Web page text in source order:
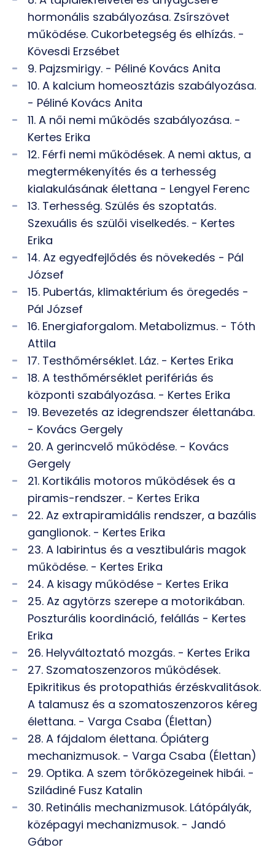
hormonális szabályozása. Zsírszövet
működése. Cukorbetegség és elhízás. -
Kövesdi Erzsébet
9. Pajzsmirigy. - Péliné Kovács Anita
10. A kalcium homeosztázis szabályozása.
- Péliné Kovács Anita
11. A női nemi működés szabályozása. -
Kertes Erika
12. Férfi nemi működések. A nemi aktus, a
megtermékenyítés és a terhesség
kialakulásának élettana - Lengyel Ferenc
13. Terhesség. Szülés és szoptatás.
Szexuális és szülői viselkedés. - Kertes
Erika
14. Az egyedfejlődés és növekedés - Pál
József
15. Pubertás, klimaktérium és öregedés -
Pál József
16. Energiaforgalom. Metabolizmus. - Tóth
Attila
17. Testhőmérséklet. Láz. - Kertes Erika
18. A testhőmérséklet perifériás és
központi szabályozása. - Kertes Erika
19. Bevezetés az idegrendszer élettanába.
- Kovács Gergely
20. A gerincvelő működése. - Kovács
Gergely
21. Kortikális motoros működések és a
piramis-rendszer. - Kertes Erika
22. Az extrapiramidális rendszer, a bazális
ganglionok. - Kertes Erika
23. A labirintus és a vesztibuláris magok
működése. - Kertes Erika
24. A kisagy működése - Kertes Erika
25. Az agytörzs szerepe a motorikában.
Poszturális koordináció, felállás - Kertes
Erika
26. Helyváltoztató mozgás. - Kertes Erika
27. Szomatoszenzoros működések.
Epikritikus és protopathiás érzéskvalitások.
A talamusz és a szomatoszenzoros kéreg
élettana. - Varga Csaba (Élettan)
28. A fájdalom élettana. Ópiáterg
mechanizmusok. - Varga Csaba (Élettan)
29. Optika. A szem törőközegeinek hibái. -
Sziládiné Fusz Katalin
30. Retinális mechanizmusok. Látópályák,
középagyi mechanizmusok. - Jandó
Gábor